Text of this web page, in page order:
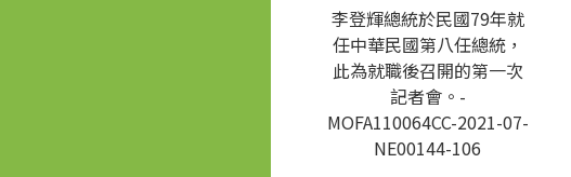
李登輝總統於民國79年就
任中華民國第八任總統，
此為就職後召開的第一次
記者會。-
MOFA110064CC-2021-07-
NE00144-106